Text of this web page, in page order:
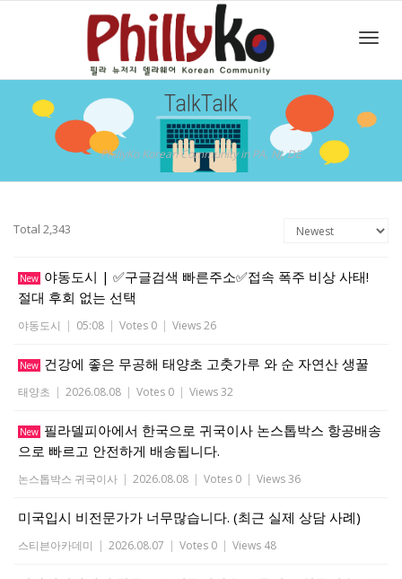
TalkTalk
PhillyKo Korean Community in PA, NJ, DE
Total 2,343
New 야동도시 | ✅구글검색 빠른주소✅접속 폭주 비상 사태!
절대 후회 없는 선택
야동도시 | 05:08 | Votes 0 | Views 26
New 건강에 좋은 무공해 태양초 고춧가루 와 순 자연산 생꿀
태양초 | 2026.08.08 | Votes 0 | Views 32
New 필라델피아에서 한국으로 귀국이사 논스톱박스 항공배송
으로 빠르고 안전하게 배송됩니다.
논스톱박스 귀국이사 | 2026.08.08 | Votes 0 | Views 36
미국입시 비전문가가 너무많습니다. (최근 실제 상담 사례)
스티븐아카데미 | 2026.08.07 | Votes 0 | Views 48